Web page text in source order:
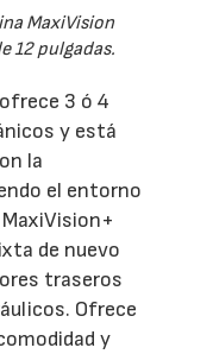
MaxiVision
12 pulgadas.
3 ó 4
y está
la
el entorno
de nuevo
traseros
Ofrece
y